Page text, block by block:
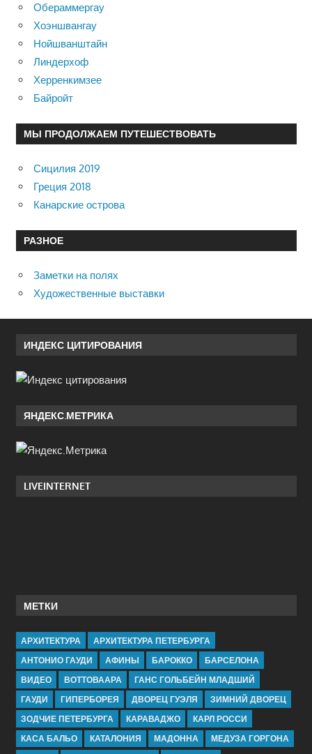
Обераммергау
Хоэншвангау
Нойшванштайн
Линдерхоф
Херренкимзее
Байройт
МЫ ПРОДОЛЖАЕМ ПУТЕШЕСТВОВАТЬ
Сицилия 2019
Греция 2018
Канарские острова
РАЗНОЕ
Заметки на полях
Художественные выставки
ИНДЕКС ЦИТИРОВАНИЯ
ЯНДЕКС.МЕТРИКА
LIVEINTERNET
МЕТКИ
АРХИТЕКТУРА
АРХИТЕКТУРА ПЕТЕРБУРГА
АНТОНИО ГАУДИ
АФИНЫ БАРОККО
БАРСЕЛОНА
ВИДЕО
ВОТТОВААРА
ГАНС ГОЛЬБЕЙН МЛАДШИЙ
ГАУДИ
ГИПЕРБОРЕЯ ДВОРЕЦ ГУЭЛЯ
ЗИМНИЙ ДВОРЕЦ
ЗОДЧИЕ ПЕТЕРБУРГА
КАРАВАДЖО
КАРЛ РОССИ
КАСА БАЛЬО
КАТАЛОНИЯ МАДОННА
МЕДУЗА ГОРГОНА